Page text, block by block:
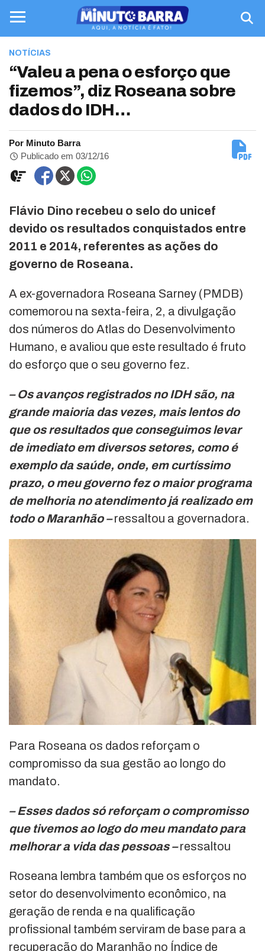
NOTÍCIAS
“Valeu a pena o esforço que
fizemos”, diz Roseana sobre
dados do IDH…
Por Minuto Barra
Publicado em 03/12/16
Flávio Dino recebeu o selo do unicef
devido os resultados conquistados entre
2011 e 2014, referentes as ações do
governo de Roseana.
A ex-governadora Roseana Sarney (PMDB)
comemorou na sexta-feira, 2, a divulgação
dos números do Atlas do Desenvolvimento
Humano, e avaliou que este resultado é fruto
do esforço que o seu governo fez.
– Os avanços registrados no IDH são, na
grande maioria das vezes, mais lentos do
que os resultados que conseguimos levar
de imediato em diversos setores, como é
exemplo da saúde, onde, em curtíssimo
prazo, o meu governo fez o maior programa
de melhoria no atendimento já realizado em
todo o Maranhão –ressaltou a governadora.
Para Roseana os dados reforçam o
compromisso da sua gestão ao longo do
mandato.
– Esses dados só reforçam o compromisso
que tivemos ao logo do meu mandato para
melhorar a vida das pessoas –ressaltou
Roseana lembra também que os esforços no
setor do desenvolvimento econômico, na
geração de renda e na qualificação
profissional também serviram de base para a
recuperação do Maranhão no Índice de